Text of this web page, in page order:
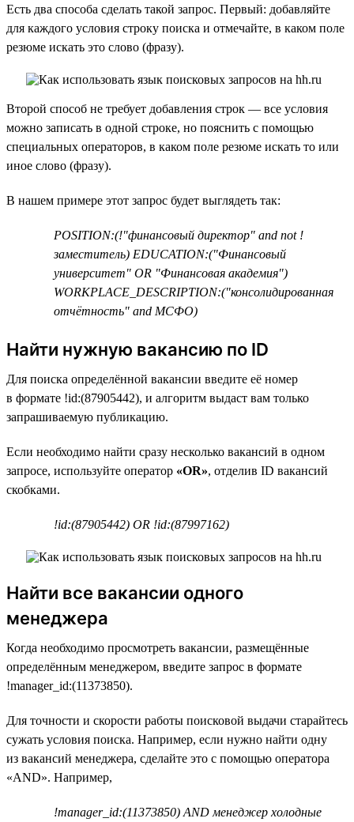
Есть два способа сделать такой запрос. Первый: добавляйте
для каждого условия строку поиска и отмечайте, в каком поле
резюме искать это слово (фразу).
Второй способ не требует добавления строк — все условия
можно записать в одной строке, но пояснить с помощью
специальных операторов, в каком поле резюме искать то или
иное слово (фразу).
В нашем примере этот запрос будет выглядеть так:
POSITION:(!"финансовый директор" and not !
заместитель) EDUCATION:("Финансовый
университет" OR "Финансовая академия")
WORKPLACE_DESCRIPTION:("консолидированная
отчётность" and МСФО)
Найти нужную вакансию по ID
Для поиска определённой вакансии введите её номер
в формате !id:(87905442), и алгоритм выдаст вам только
запрашиваемую публикацию.
Если необходимо найти сразу несколько вакансий в одном
запросе, используйте оператор «OR», отделив ID вакансий
скобками.
!id:(87905442) OR !id:(87997162)
Найти все вакансии одного
менеджера
Когда необходимо просмотреть вакансии, размещённые
определённым менеджером, введите запрос в формате
!manager_id:(11373850).
Для точности и скорости работы поисковой выдачи старайтесь
сужать условия поиска. Например, если нужно найти одну
из вакансий менеджера, сделайте это с помощью оператора
«AND». Например,
!manager_id:(11373850) AND менеджер холодные